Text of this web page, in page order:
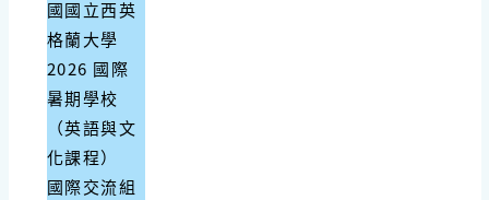
國國立西英
格蘭大學
2026 國際
暑期學校
（英語與文
化課程）
國際交流組